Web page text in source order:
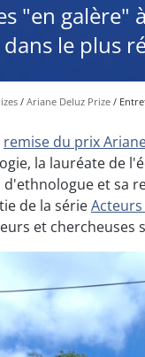
"en
le plus
Ariane Deluz Prize
remise du prix
la lauréate de
et sa
de la série
et chercheuses